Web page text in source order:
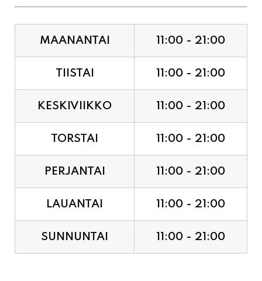
MAANANTAI 11:00 - 21:00
TIISTAI 11:00 - 21:00
KESKIVIIKKO 11:00 - 21:00
TORSTAI 11:00 - 21:00
PERJANTAI 11:00 - 21:00
LAUANTAI 11:00 - 21:00
SUNNUNTAI 11:00 - 21:00